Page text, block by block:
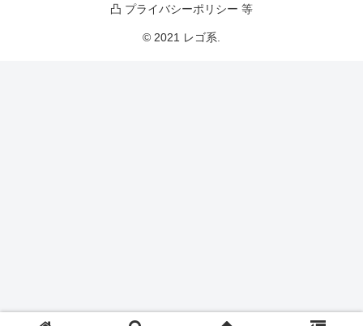
凸 プライバシーポリシー 等
© 2021 レゴ系.